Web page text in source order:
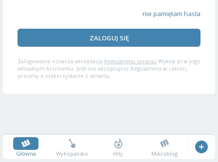
nie pamiętam hasła
ZALOGUJ SIĘ
Zalogowanie oznacza akceptację Regulaminu serwisu Wykop.pl w jego
aktualnym brzmieniu. Jeśli nie akceptujesz Regulaminu w całości,
prosimy o niekorzystanie z serwisu.
Główna Wykopalisko Hity Mikroblog